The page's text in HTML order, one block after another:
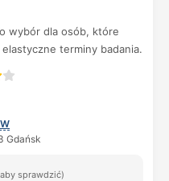
wybór dla osób, które
terminy badania.
Gdańsk
sprawdzić)